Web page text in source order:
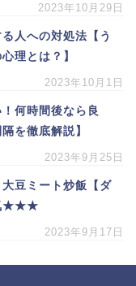
2023年10月29日
人への対処法【う
理とは？】
2023年10月1日
何時間後なら良
を徹底解説】
2023年9月25日
大豆ミート炒飯【ダ
気★★★
2023年9月17日